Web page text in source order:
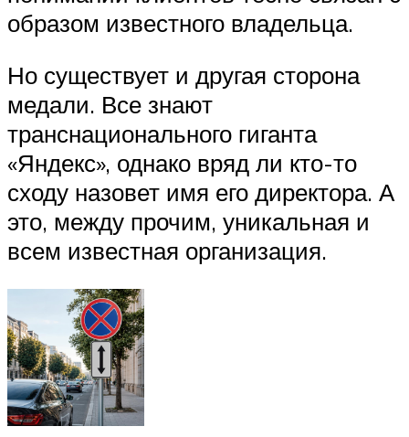
образом известного владельца.
Но существует и другая сторона
медали. Все знают
транснационального гиганта
«Яндекс», однако вряд ли кто-то
сходу назовет имя его директора. А
это, между прочим, уникальная и
всем известная организация.